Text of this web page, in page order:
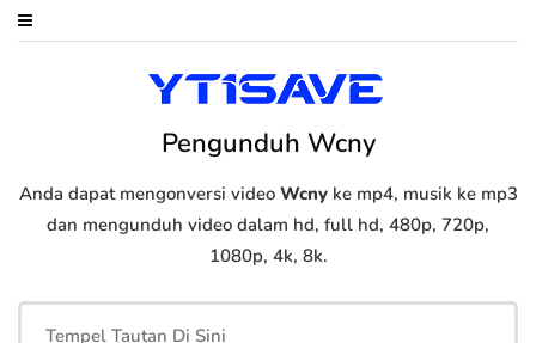
Pengunduh Wcny
Anda dapat mengonversi video Wcnyke mp4, musik ke mp3
dan mengunduh video dalam hd, full hd, 480p, 720p,
1080p, 4k, 8k.